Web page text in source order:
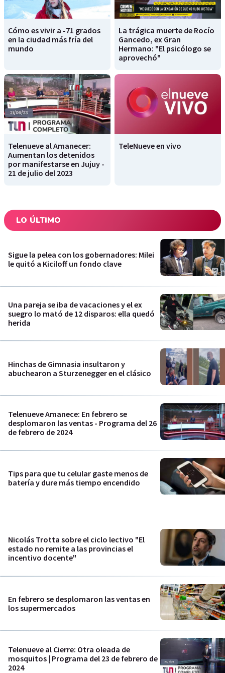
Cómo es vivir a -71 grados
en la ciudad más fría del
mundo
La trágica muerte de Rocío
Gancedo, ex Gran
Hermano: "El psicólogo se
aprovechó"
Telenueve al Amanecer:
Aumentan los detenidos
por manifestarse en Jujuy -
21 de julio del 2023
TeleNueve en vivo
LO ÚLTIMO
Sigue la pelea con los gobernadores: Milei
le quitó a Kiciloff un fondo clave
Una pareja se iba de vacaciones y el ex
suegro lo mató de 12 disparos: ella quedó
herida
Hinchas de Gimnasia insultaron y
abuchearon a Sturzenegger en el clásico
Telenueve Amanece: En febrero se
desplomaron las ventas - Programa del 26
de febrero de 2024
Tips para que tu celular gaste menos de
batería y dure más tiempo encendido
Nicolás Trotta sobre el ciclo lectivo "El
estado no remite a las provincias el
incentivo docente"
En febrero se desplomaron las ventas en
los supermercados
Telenueve al Cierre: Otra oleada de
mosquitos | Programa del 23 de febrero de
2024